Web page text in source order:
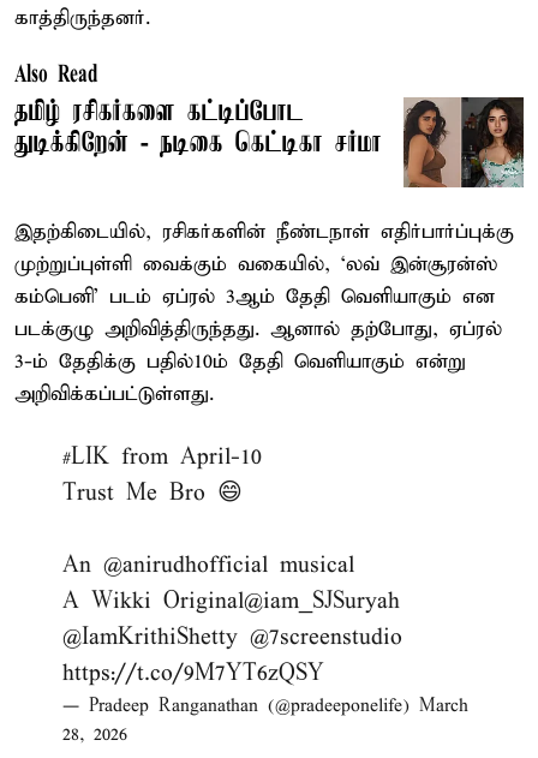
காத்திருந்தனர்.
Also Read
தமிழ் ரசிகர்களை கட்டிப்போட
துடிக்கிறேன் - நடிகை கெட்டிகா சர்மா
இதற்கிடையில், ரசிகர்களின் நீண்டநாள் எதிர்பார்ப்புக்கு
முற்றுப்புள்ளி வைக்கும் வகையில், ‘லவ் இன்சூரன்ஸ்
கம்பெனி’ படம் ஏப்ரல் 3ஆம் தேதி வெளியாகும் என
படக்குழு அறிவித்திருந்தது. ஆனால் தற்போது, ஏப்ரல்
3-ம் தேதிக்கு பதில்10ம் தேதி வெளியாகும் என்று
அறிவிக்கப்பட்டுள்ளது.
#LIK from April-10
Trust Me Bro 😄
An @anirudhofficial musical
A Wikki Original@iam_SJSuryah
@IamKrithiShetty @7screenstudio
https://t.co/9M7YT6zQSY
— Pradeep Ranganathan (@pradeeponelife) March
28, 2026